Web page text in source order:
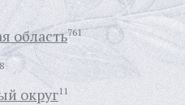
область761
округ11